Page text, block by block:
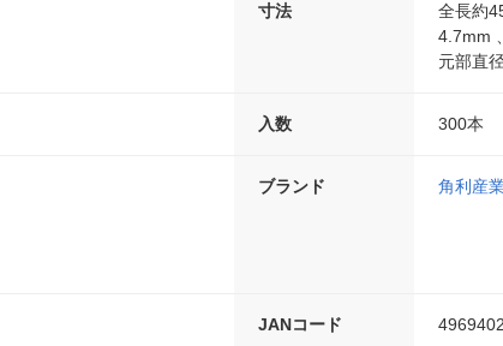
寸法
全長約
4.7mm
元部直
入数 300本
ブランド 角利産
JANコード